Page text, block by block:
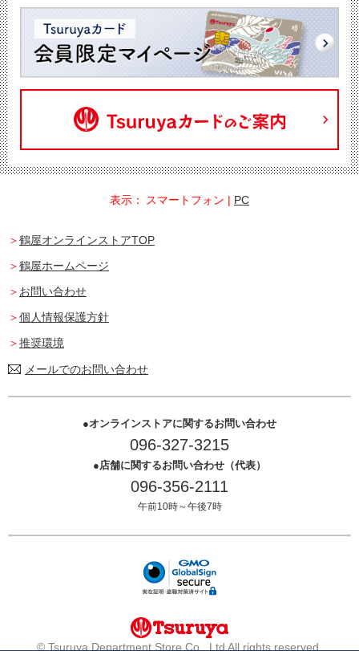
表示： スマートフォン | PC
鶴屋オンラインストアTOP
鶴屋ホームページ
お問い合わせ
個人情報保護方針
推奨環境
メールでのお問い合わせ
オンラインストアに関するお問い合わせ
096-327-3215
店舗に関するお問い合わせ（代表）
096-356-2111
午前10時～午後7時
© Tsuruya Department Store Co., Ltd All rights reserved.